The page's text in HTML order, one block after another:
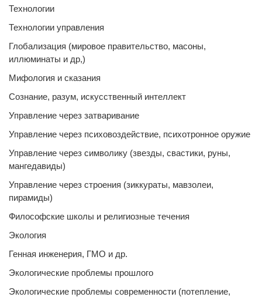
Технологии
Технологии управления
Глобализация (мировое правительство, масоны,
иллюминаты и др,)
Мифология и сказания
Сознание, разум, искусственный интеллект
Управление через затваривание
Управление через психовоздействие, психотронное оружие
Управление через символику (звезды, свастики, руны,
мангедавиды)
Управление через строения (зиккураты, мавзолеи,
пирамиды)
Философские школы и религиозные течения
Экология
Генная инженерия, ГМО и др.
Экологические проблемы прошлого
Экологические проблемы современности (потепление,